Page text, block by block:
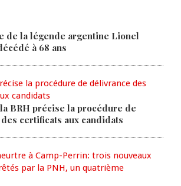
de la légende argentine Lionel
à 68 ans
BRH précise la procédure de
certificats aux candidats